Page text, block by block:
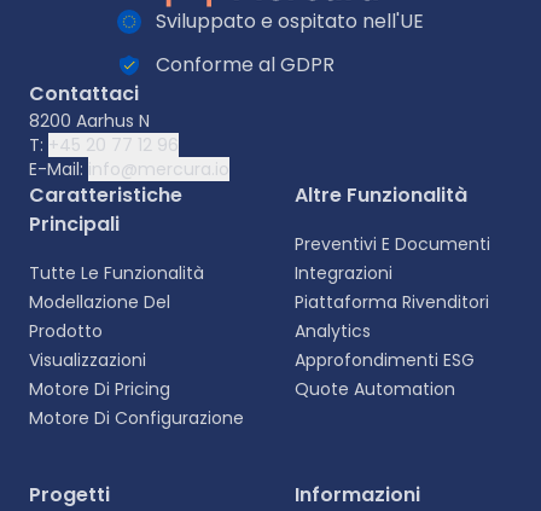
Selezionare la lingua
Sviluppato e ospitato nell'UE
Conforme al GDPR
Contattaci
8200 Aarhus N
T: +45 20 77 12 96
E-Mail: info@mercura.io
Caratteristiche
Principali
Tutte Le Funzionalità
Modellazione Del
Prodotto
Visualizzazioni
Motore Di Pricing
Motore Di Configurazione
Altre Funzionalità
Preventivi E Documenti
Integrazioni
Piattaforma Rivenditori
Analytics
Approfondimenti ESG
Quote Automation
Progetti Informazioni